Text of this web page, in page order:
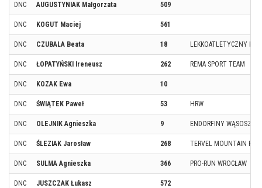
DNC AUGUSTYNIAK Małgorzata 509
DNC KOGUT Maciej 561
DNC CZUBALA Beata 18 LEKKOATLETYCZNY
DNC ŁOPATYŃSKI Ireneusz 262 REMA SPORT TEAM
DNC KOZAK Ewa 10
DNC ŚWIĄTEK Paweł 53 HRW
DNC OLEJNIK Agnieszka 9 ENDORFINY WĄSOSZ
DNC ŚLEZIAK Jarosław 268 TERVEL MOUNTAIN
DNC SULMA Agnieszka 366 PRO-RUN WROCŁAW
DNC JUSZCZAK Łukasz 572